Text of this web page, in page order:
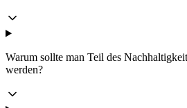
Warum sollte man Teil des
werden?